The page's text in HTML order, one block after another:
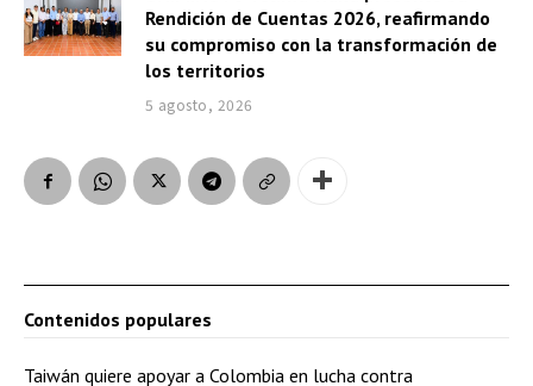
Rendición de Cuentas 2026, reafirmando
su compromiso con la transformación de
los territorios
5 agosto, 2026
Contenidos populares
Taiwán quiere apoyar a Colombia en lucha contra